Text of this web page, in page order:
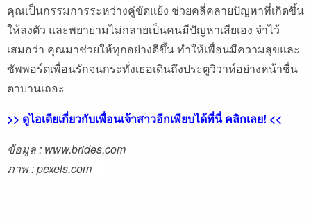
คุณเป็นกรรมการระหว่างคู่ขัดแย้ง ช่วยคลี่คลายปัญหาที่เกิดขึ้น
ให้ลงตัว และพยายามไม่กลายเป็นคนมีปัญหาเสียเอง จำไว้
เสมอว่า คุณมาช่วยให้ทุกอย่างดีขึ้น ทำให้เพื่อนมีความสุขและ
ซัพพอร์ตเพื่อนรักจนกระทั่งเธอเดินถึงประตูวิวาห์อย่างหน้าชื่น
ตาบานเถอะ
>> ดูไอเดียเกี่ยวกับเพื่อนเจ้าสาวอีกเพียบได้ที่นี่ คลิกเลย! <<
ข้อมูล : www.brides.com
ภาพ : pexels.com